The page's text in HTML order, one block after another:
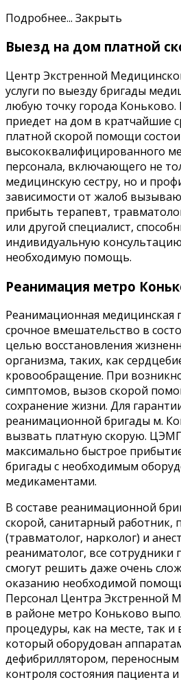
Подробнее... Закрыть
Выезд на дом платной
Центр Экстренной
услуги по выезду бригады
любую точку города
приедет на дом в кратчайшие
платной скорой помощи
высококвалифицированного
персонала, включающего не
медицинскую сестру, но и
зависимости от жалоб
прибыть терапевт,
или другой специалист,
индивидуальную
необходимую помощь.
Реанимация метро
Реанимационная медицинская
срочное вмешательство в
целью восстановления
организма, таких, как
кровообращение. При
симптомов, вызов скорой
сохранение жизни. Для
реанимационной бригады м.
вызвать платную скорую.
максимально быстрое
бригады с необходимым
медикаментами.
В составе реанимационной
скорой, санитарный работник,
(травматолог, нарколог) и
реаниматолог, все
смогут решить даже очень
оказанию необходимой
Персонал Центра Экстренной
в районе метро Коньково
процедуры, как на месте, так и
который оборудован
дефибриллятором,
контроля состояния пациента